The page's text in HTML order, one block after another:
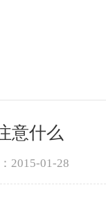
意什么
2015-01-28